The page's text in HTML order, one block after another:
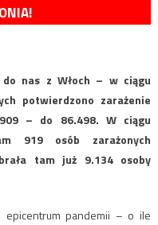
do nas z Włoch – w ciągu
potwierdzono zarażenie
– do 86.498. W ciągu
919 osób zarażonych
tam już 9.134 osoby
epicentrum pandemii – o ile